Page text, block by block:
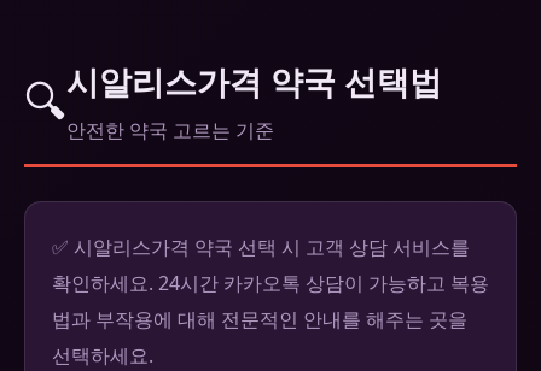
🔍시알리스가격 약국 선택법
안전한 약국 고르는 기준
✅ 시알리스가격 약국 선택 시 고객 상담 서비스를
확인하세요. 24시간 카카오톡 상담이 가능하고 복용
법과 부작용에 대해 전문적인 안내를 해주는 곳을
선택하세요.